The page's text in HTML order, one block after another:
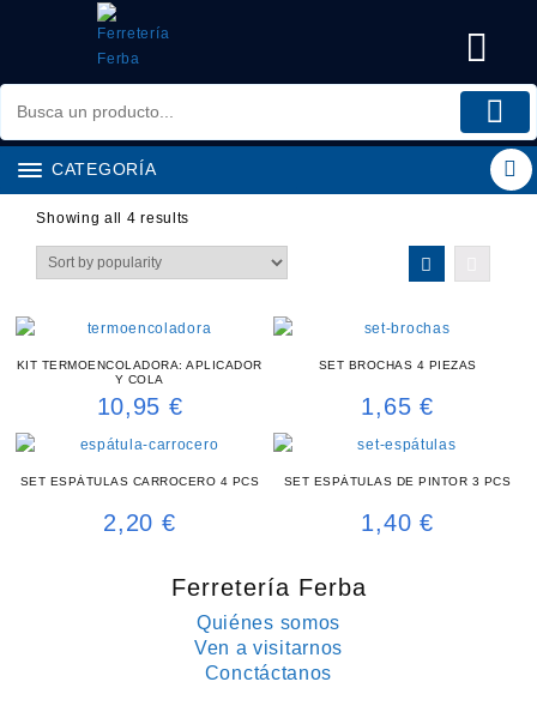
CATEGORÍA
Showing all 4 results
KIT TERMOENCOLADORA: APLICADOR
Y COLA
10,95 €
SET BROCHAS 4 PIEZAS
1,65 €
SET ESPÁTULAS CARROCERO 4 PCS
2,20 €
SET ESPÁTULAS DE PINTOR 3 PCS
1,40 €
Ferretería Ferba
Quiénes somos
Ven a visitarnos
Conctáctanos